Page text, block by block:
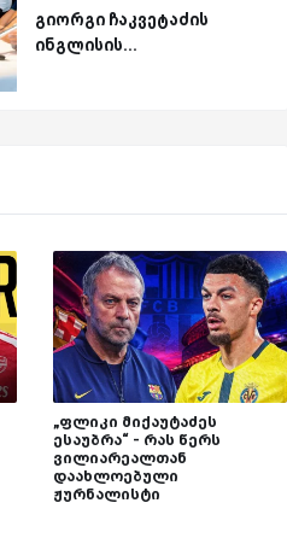
გიორგი ჩაკვეტაძის
ინგლისის...
„ფლიკი მიქაუტაძეს
ესაუბრა“ - რას წერს
ვილიარეალთან
დაახლოებული
ჟურნალისტი